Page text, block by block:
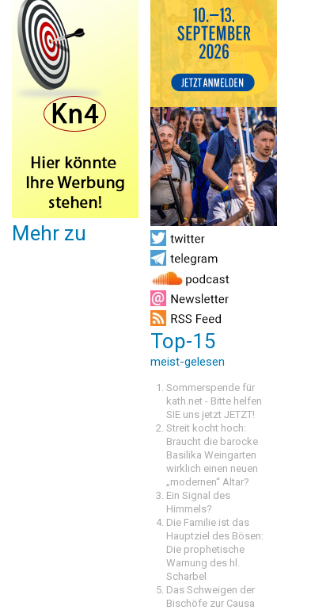
Mehr zu
Top-15
meist-gelesen
Sommerspende für
kath.net - Bitte helfen
SIE uns jetzt JETZT!
Streit kocht hoch:
Braucht die barocke
Basilika Weingarten
wirklich einen neuen
„modernen“ Altar?
Ein Signal des
Himmels?
Die Familie ist das
Hauptziel des Bösen:
Die prophetische
Warnung des hl.
Scharbel
Das Schweigen der
Bischöfe zur Causa